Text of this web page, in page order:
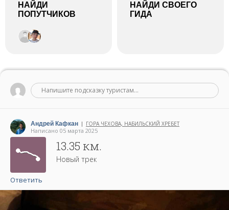
НАЙДИ
ПОПУТЧИКОВ
НАЙДИ СВОЕГО
ГИДА
Напишите подсказку туристам...
Андрей Кафкан | ГОРА ЧЕХОВА, НАБИЛЬСКИЙ ХРЕБЕТ
Написано 05 марта 2025
13.35 км.
Новый трек
Ответить